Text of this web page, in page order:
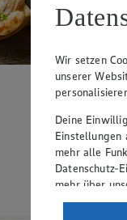
Wir setzen
unserer
Deine
Einstellungen
mehr alle
Datenschutz-
mehr über
Verarbeitung